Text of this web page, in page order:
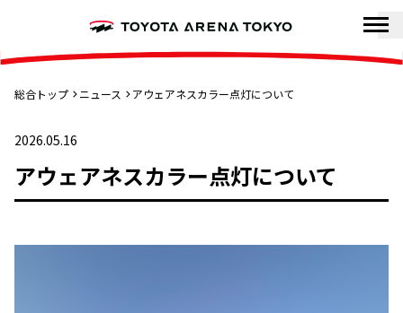
総合トップ ニュース アウェアネスカラー点灯について
2026.05.16
アウェアネスカラー点灯について